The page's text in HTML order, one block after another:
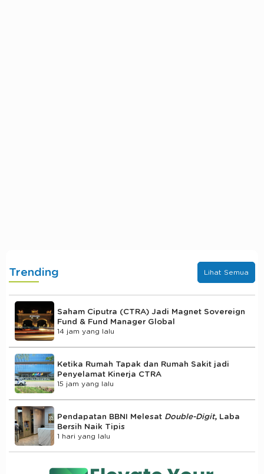
Trending Lihat Semua
Saham Ciputra (CTRA) Jadi Magnet Sovereign
Fund & Fund Manager Global
14 jam yang lalu
Ketika Rumah Tapak dan Rumah Sakit jadi
Penyelamat Kinerja CTRA
15 jam yang lalu
Pendapatan BBNI Melesat Double-Digit, Laba
Bersih Naik Tipis
1 hari yang lalu